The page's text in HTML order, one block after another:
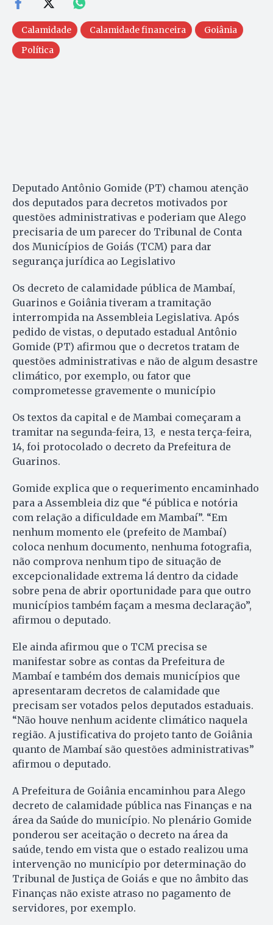
Calamidade Calamidade financeira
Goiânia
Política
Deputado Antônio Gomide (PT) chamou atenção
dos deputados para decretos motivados por
questões administrativas e poderiam que Alego
precisaria de um parecer do Tribunal de Conta
dos Municípios de Goiás (TCM) para dar
segurança jurídica ao Legislativo
Os decreto de calamidade pública de Mambaí,
Guarinos e Goiânia tiveram a tramitação
interrompida na Assembleia Legislativa. Após
pedido de vistas, o deputado estadual Antônio
Gomide (PT) afirmou que o decretos tratam de
questões administrativas e não de algum desastre
climático, por exemplo, ou fator que
comprometesse gravemente o município
Os textos da capital e de Mambai começaram a
tramitar na segunda-feira, 13, e nesta terça-feira,
14, foi protocolado o decreto da Prefeitura de
Guarinos.
Gomide explica que o requerimento encaminhado
para a Assembleia diz que “é pública e notória
com relação a dificuldade em Mambaí”. “Em
nenhum momento ele (prefeito de Mambaí)
coloca nenhum documento, nenhuma fotografia,
não comprova nenhum tipo de situação de
excepcionalidade extrema lá dentro da cidade
sobre pena de abrir oportunidade para que outro
municípios também façam a mesma declaração”,
afirmou o deputado.
Ele ainda afirmou que o TCM precisa se
manifestar sobre as contas da Prefeitura de
Mambaí e também dos demais municípios que
apresentaram decretos de calamidade que
precisam ser votados pelos deputados estaduais.
“Não houve nenhum acidente climático naquela
região. A justificativa do projeto tanto de Goiânia
quanto de Mambaí são questões administrativas”
afirmou o deputado.
A Prefeitura de Goiânia encaminhou para Alego
decreto de calamidade pública nas Finanças e na
área da Saúde do município. No plenário Gomide
ponderou ser aceitação o decreto na área da
saúde, tendo em vista que o estado realizou uma
intervenção no município por determinação do
Tribunal de Justiça de Goiás e que no âmbito das
Finanças não existe atraso no pagamento de
servidores, por exemplo.